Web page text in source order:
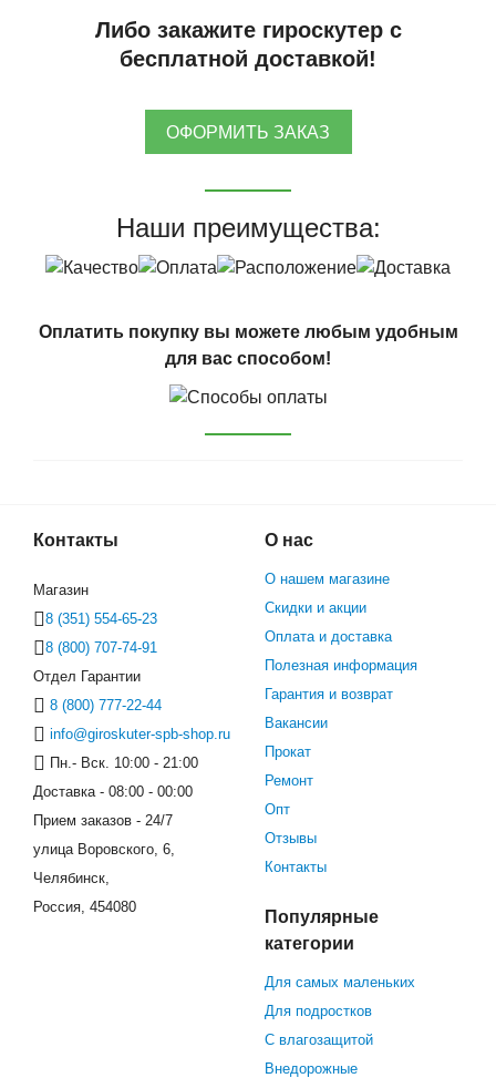
Либо закажите гироскутер с
бесплатной доставкой!
ОФОРМИТЬ ЗАКАЗ
Наши преимущества:
Оплатить покупку вы можете любым удобным
для вас способом!
Контакты
Магазин
8 (351) 554-65-23
8 (800) 707-74-91
Отдел Гарантии
8 (800) 777-22-44
info@giroskuter-spb-shop.ru
Пн.- Вск. 10:00 - 21:00
Доставка - 08:00 - 00:00
Прием заказов - 24/7
улица Воровского, 6,
Челябинск,
Россия, 454080
О нас
О нашем магазине
Скидки и акции
Оплата и доставка
Полезная информация
Гарантия и возврат
Вакансии
Прокат
Ремонт
Опт
Отзывы
Контакты
Популярные
категории
Для самых маленьких
Для подростков
С влагозащитой
Внедорожные